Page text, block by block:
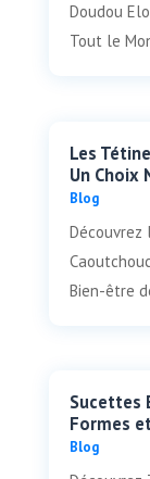
Doudou
Tout le
Les
Un Choix
Blog
Découvrez
Bien-être
Sucettes
Formes
Blog